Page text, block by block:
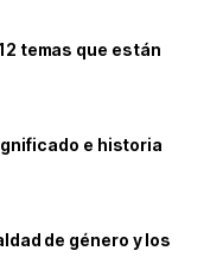
temas que están
e historia
de género y los